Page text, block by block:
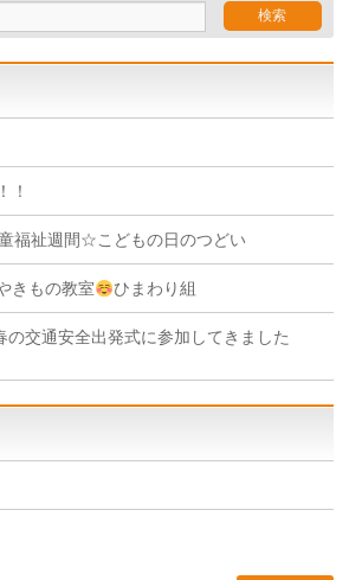
！
福祉週間☆こどもの日のつどい
きもの教室 ひまわり組
交通安全出発式に参加してきました